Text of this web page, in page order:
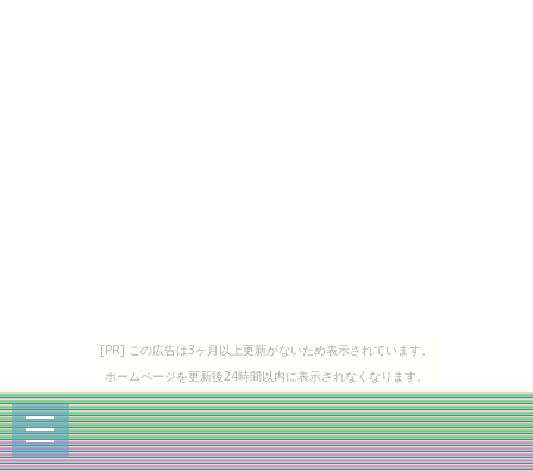
[PR] この広告は3ヶ月以上更新がないため表示されています。
ホームページを更新後24時間以内に表示されなくなります。